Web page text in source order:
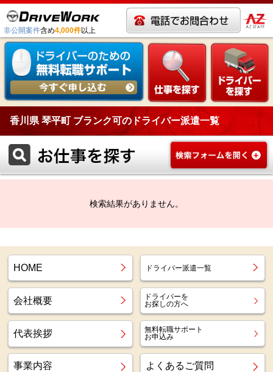
非公開案件含め4,000件以上
香川県 琴平町 ブランク可のドライバー派遣一覧
検索結果がありません。
HOME ドライバー派遣一覧
会社概要
ドライバーを
お探しの方へ
代表挨拶
無料転職サポート
お申込み
事業内容 よくあるご質問